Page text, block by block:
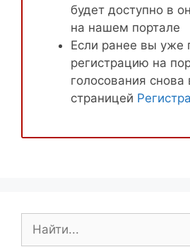
будет доступно в
на нашем портале
Если ранее вы уже
регистрацию на
голосования снова
страницей